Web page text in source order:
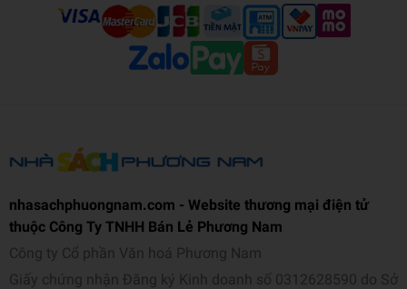
nhasachphuongnam.com - Website thương mại điện tử
thuộc Công Ty TNHH Bán Lẻ Phương Nam
Công ty Cổ phần Văn hoá Phương Nam
Giấy chứng nhận Đăng ký Kinh doanh số 0312628590 do Sở